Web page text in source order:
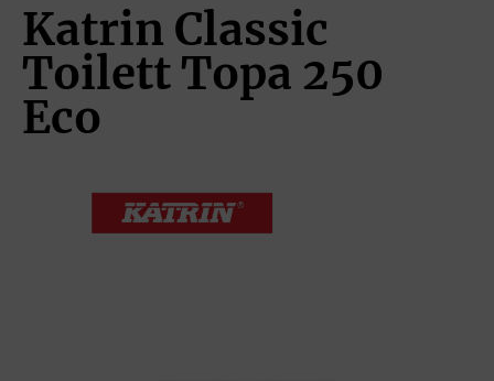
Katrin Classic
Toilett Topa 250
Eco